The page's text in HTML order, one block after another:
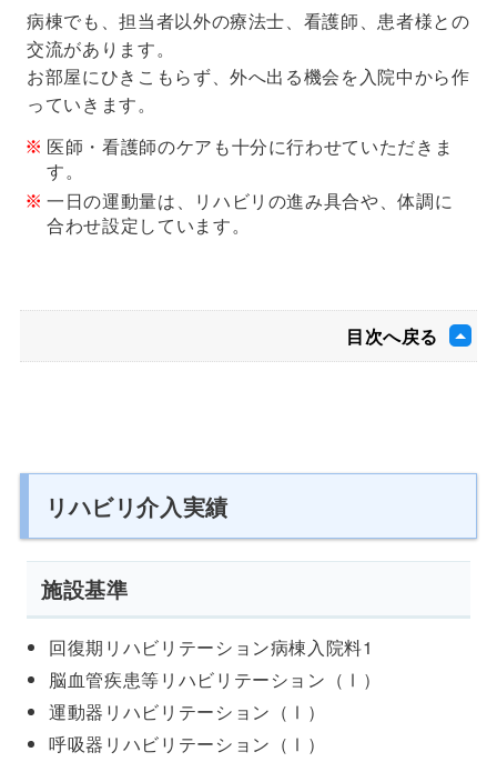
病棟でも、担当者以外の療法士、看護師、患者様との
交流があります。
お部屋にひきこもらず、外へ出る機会を入院中から作
っていきます。
医師・看護師のケアも十分に行わせていただきま
す。
一日の運動量は、リハビリの進み具合や、体調に
合わせ設定しています。
目次へ戻る
リハビリ介入実績
施設基準
回復期リハビリテーション病棟入院料1
脳血管疾患等リハビリテーション（Ⅰ）
運動器リハビリテーション（Ⅰ）
呼吸器リハビリテーション（Ⅰ）